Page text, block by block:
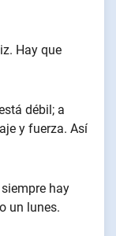
Hay que
débil; a
y fuerza. Así
hay
un lunes.